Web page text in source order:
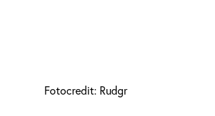
Fotocredit: Rudgr